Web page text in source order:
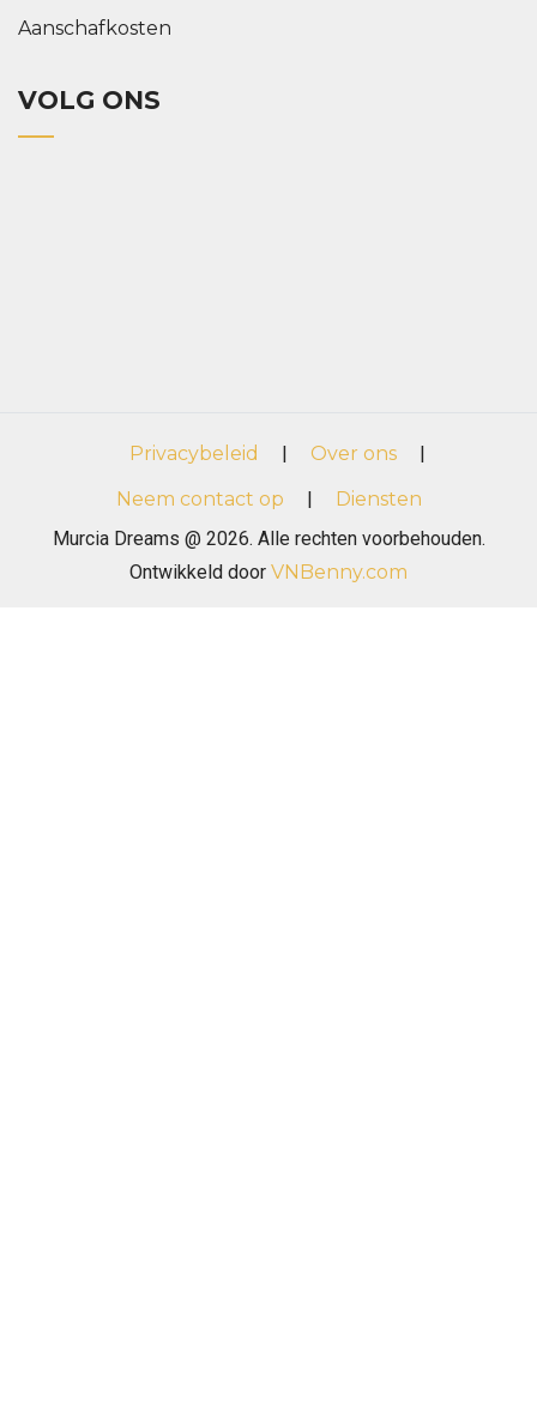
Aanschafkosten
VOLG ONS
Privacybeleid | Over ons
|
Neem contact op
|
Diensten
Murcia Dreams @ 2026. Alle rechten voorbehouden.
Ontwikkeld door VNBenny.com